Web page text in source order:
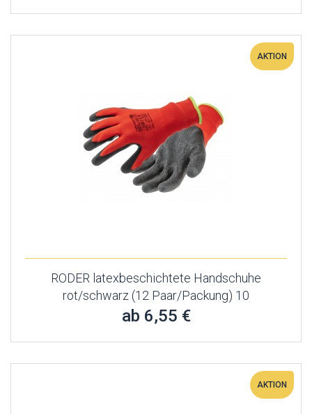
AKTION
RODER latexbeschichtete Handschuhe
rot/schwarz (12 Paar/Packung) 10
ab 6,55 €
AKTION